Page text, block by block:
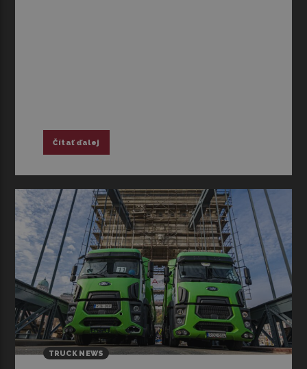
Čítať ďalej
TRUCK NEWS